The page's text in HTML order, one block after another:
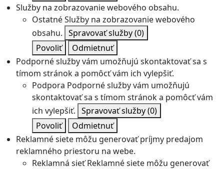
Služby na zobrazovanie webového obsahu.
OstatnéSlužby na zobrazovanie webového
obsahu. Spravovať služby(0)
Povoliť
Odmietnuť
Podporné služby vám umožňujú skontaktovať sa s
tímom stránok a pomôcť vám ich vylepšiť.
Podpora Podporné služby vám umožňujú
skontaktovať sa s tímom stránok a pomôcť vám
ich vylepšiť. Spravovať služby(0)
Povoliť
Odmietnuť
Reklamné siete môžu generovať príjmy predajom
reklamného priestoru na webe.
Reklamná sieť Reklamné siete môžu generovať